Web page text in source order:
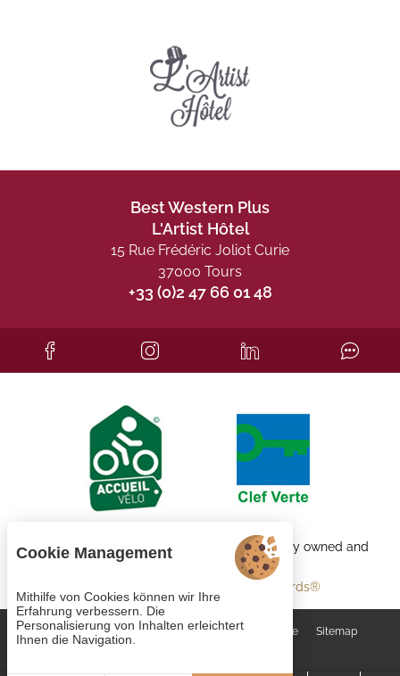
Best Western Plus
L'Artist Hôtel
15 Rue Frédéric Joliot Curie
37000 Tours
+33 (0)2 47 66 01 48
Each BWH℠ Hotels property is independently owned and
Best Western Rewards®
Cookie-Verwaltung AGB Rechtliche Hinweise
Sitemap
Cookie Management
Mithilfe von Cookies können wir Ihre
Erfahrung verbessern. Die
Personalisierung von Inhalten erleichtert
Ihnen die Navigation.